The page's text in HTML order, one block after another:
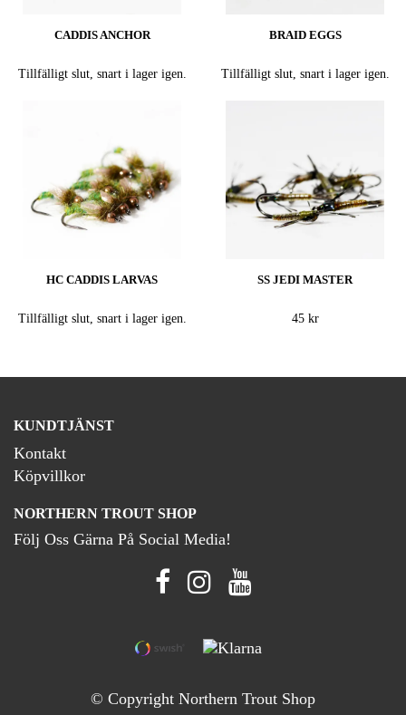
CADDIS ANCHOR
Tillfälligt slut, snart i lager igen.
BRAID EGGS
Tillfälligt slut, snart i lager igen.
HC CADDIS LARVAS
Tillfälligt slut, snart i lager igen.
SS JEDI MASTER
45 kr
KUNDTJÄNST
Kontakt
Köpvillkor
NORTHERN TROUT SHOP
Följ Oss Gärna På Social Media!
© Copyright Northern Trout Shop